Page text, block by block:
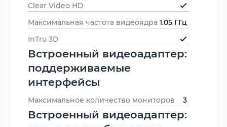
Clear Video HD
Максимальная частота видеоядра 1.05 ГГц
InTru 3D
Встроенный видеоадаптер:
поддерживаемые
интерфейсы
Максимальное количество мониторов 3
Встроенный видеоадаптер: